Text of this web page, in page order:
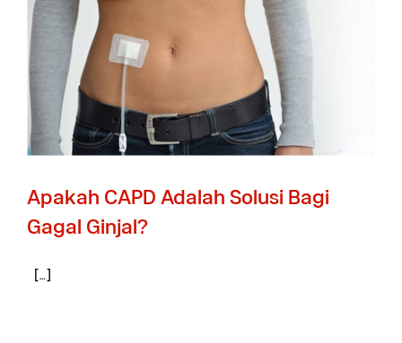
Apakah CAPD Adalah Solusi Bagi
Gagal Ginjal?
[…]